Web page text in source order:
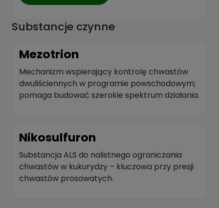
Substancje czynne
Mezotrion
Mechanizm wspierający kontrolę chwastów
dwuliściennych w programie powschodowym;
pomaga budować szerokie spektrum działania.
Nikosulfuron
Substancja ALS do nalistnego ograniczania
chwastów w kukurydzy – kluczowa przy presji
chwastów prosowatych.